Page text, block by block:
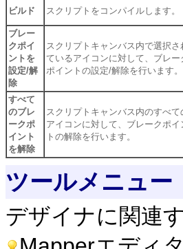
ビルド スクリプトをコンパイルします。
ブレー
クポイ
ントを
設定/解
除
スクリプトキャンバス内で選択さ
ているアイコンに対して、ブレー
ポイントの設定/解除を行います。
すべて
のブレ
ークポ
イント
を解除
スクリプトキャンバス内のすべて
アイコンに対して、ブレークポイ
トの解除を行います。
ツールメニュー
デザイナに関連